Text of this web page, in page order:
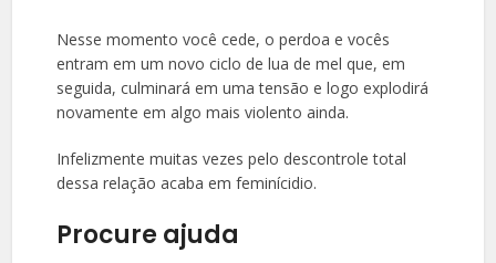
Nesse momento você cede, o perdoa e vocês
entram em um novo ciclo de lua de mel que, em
seguida, culminará em uma tensão e logo explodirá
novamente em algo mais violento ainda.
Infelizmente muitas vezes pelo descontrole total
dessa relação acaba em feminícidio.
Procure ajuda